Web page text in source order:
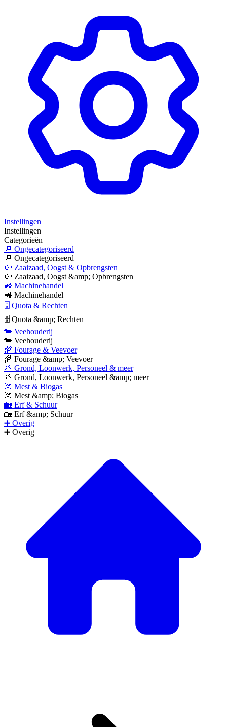
Instellingen
Instellingen
Categorieën
🔎 Ongecategoriseerd
🔎 Ongecategoriseerd
🥔 Zaaizaad, Oogst & Opbrengsten
🥔 Zaaizaad, Oogst &amp; Opbrengsten
🚜 Machinehandel
🚜 Machinehandel
🗄 Quota & Rechten
🗄 Quota &amp; Rechten
🐄 Veehouderij
🐄 Veehouderij
🌾 Fourage & Veevoer
🌾 Fourage &amp; Veevoer
🌱 Grond, Loonwerk, Personeel & meer
🌱 Grond, Loonwerk, Personeel &amp; meer
💩 Mest & Biogas
💩 Mest &amp; Biogas
🏡 Erf & Schuur
🏡 Erf &amp; Schuur
➕ Overig
➕ Overig